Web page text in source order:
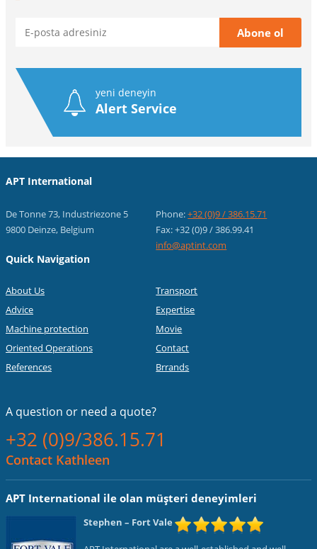
yeni deneyin
Alert Service
APT International
De Tonne 73, Industriezone 5
9800 Deinze, Belgium
Phone:+32 (0)9 / 386.15.71
Fax: +32 (0)9 / 386.99.41
info@aptint.com
Quick Navigation
About Us
Advice
Machine protection
Oriented Operations
References
Transport
Expertise
Movie
Contact
Brrands
A question or need a quote?
+32 (0)9/386.15.71
Contact Kathleen
APT International ile olan müşteri deneyimleri
Stephen – Fort Vale